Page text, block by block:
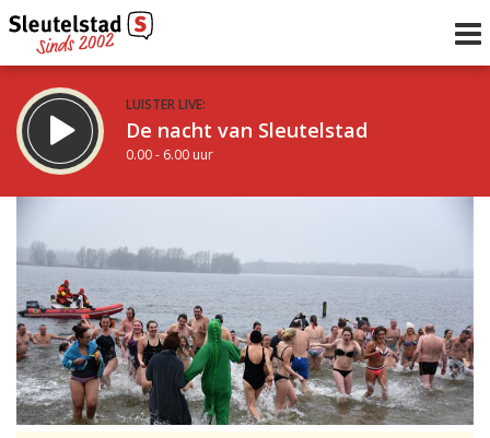
LUISTER LIVE:
De nacht van Sleutelstad
0.00 - 6.00 uur
6.00 - 12.00 uur
Vorig uur
uur 1 van 0 Volgend uur
Inklappen